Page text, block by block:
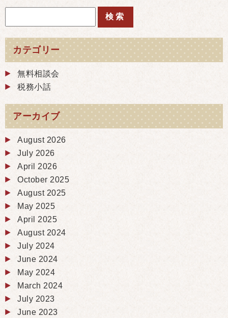
カテゴリー
無料相談会
税務小話
アーカイブ
August 2026
July 2026
April 2026
October 2025
August 2025
May 2025
April 2025
August 2024
July 2024
June 2024
May 2024
March 2024
July 2023
June 2023